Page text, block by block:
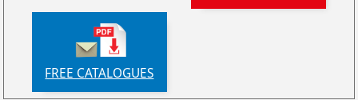
FREE CATALOGUES